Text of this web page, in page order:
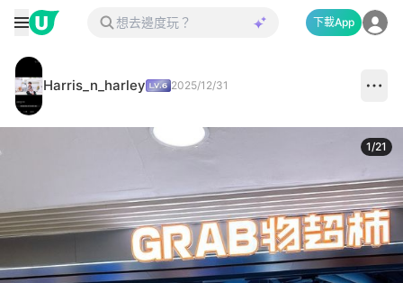
下載App
Harris_n_harley 2025/12/31
1/21